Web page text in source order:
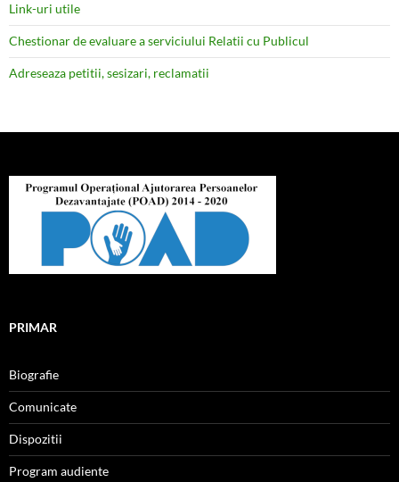
Link-uri utile
Chestionar de evaluare a serviciului Relatii cu Publicul
Adreseaza petitii, sesizari, reclamatii
PRIMAR
Biografie
Comunicate
Dispozitii
Program audiente